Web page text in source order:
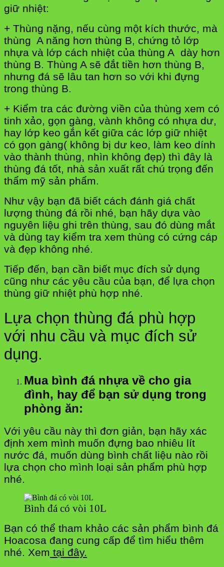
giữ nhiệt:
+ Thùng nặng, nếu cùng một kích thước, mà
thùng A năng hơn thùng B, chứng tỏ lớp
nhựa và lớp cách nhiệt của thùng A dày hơn
thùng B. Thùng A sẽ đắt tiền hơn thùng B,
nhưng đá sẽ lâu tan hơn so với khi đựng
trong thùng B.
+ Kiểm tra các đường viền của thùng xem có
tinh xảo, gọn gàng, vành không có nhựa dư,
hay lớp keo gắn kết giữa các lớp giữ nhiệt
có gọn gàng( không bị dư keo, làm keo dính
vào thành thùng, nhìn không đẹp) thì đây là
thùng đá tốt, nhà sản xuất rất chú trọng đến
thẩm mỹ sản phẩm.
Như vậy bạn đã biết cách đánh giá chất
lượng thùng đá rồi nhé, bạn hãy dựa vào
nguyên liệu ghi trên thùng, sau đó dùng mắt
và dùng tay kiểm tra xem thùng có cứng cáp
và đẹp không nhé.
Tiếp đến, bạn cần biết mục đích sử dụng
cũng như các yêu cầu của bạn, để lựa chọn
thùng giữ nhiệt phù hợp nhé.
Lựa chọn thùng đá phù hợp
với nhu cầu và mục đích sử
dụng.
Mua bình đá nhựa về cho gia
đình, hay để bạn sử dụng trong
phòng ăn:
Với yêu cầu này thì đơn giản, bạn hãy xác
định xem mình muốn đựng bao nhiêu lít
nước đá, muốn dùng bình chất liệu nào rồi
lựa chọn cho mình loại sản phẩm phù hợp
nhé.
Bình đá có vòi 10L
Bạn có thể tham khảo các sản phẩm bình đá
Hoacosa đang cung cấp để tìm hiểu thêm
nhé. Xem tại đây.